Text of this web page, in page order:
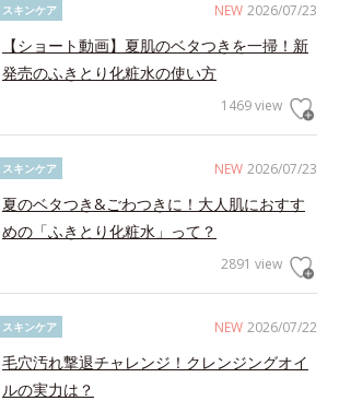
NEW 2026/07/23
スキンケア
【ショート動画】夏肌のベタつきを一掃！新
発売のふきとり化粧水の使い方
1469 view
NEW 2026/07/23
スキンケア
夏のベタつき&ごわつきに！大人肌におすす
めの「ふきとり化粧水」って？
2891 view
NEW 2026/07/22
スキンケア
毛穴汚れ撃退チャレンジ！クレンジングオイ
ルの実力は？